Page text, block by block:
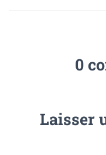
0
Laisser